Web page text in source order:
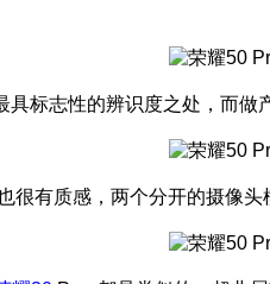
具标志性的辨识度之处，而
有质感，两个分开的摄像